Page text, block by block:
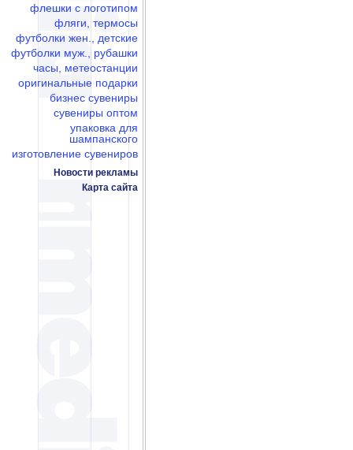
флешки c логотипом
фляги, термосы
футболки жен., детские
футболки муж., рубашки
часы, метеостанции
оригинальные подарки
бизнес сувениры
сувениры оптом
упаковка для
шампанского
изготовление сувениров
Новости рекламы
Карта сайта